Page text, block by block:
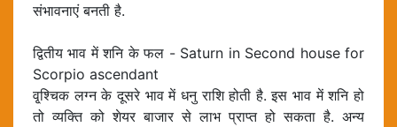
संभावनाएं बनती है.
द्वितीय भाव में शनि के फल - Saturn in Second house for
Scorpio ascendant
वृ्श्चिक लग्न के दूसरे भाव में धनु राशि होती है. इस भाव में शनि हो
तो व्यक्ति को शेयर बाजार से लाभ प्राप्त हो सकता है. अन्य